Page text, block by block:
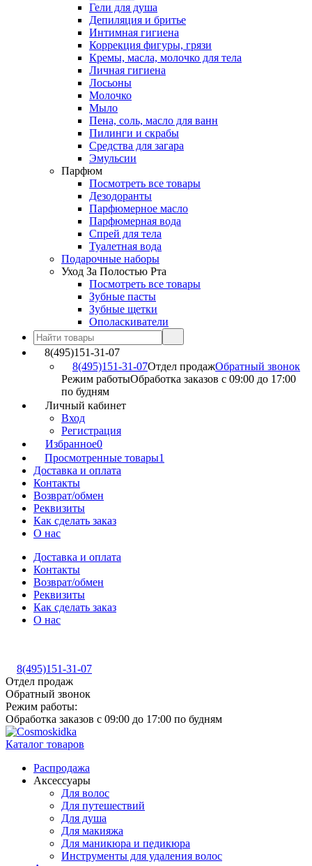
Гели для душа
Депиляция и бритье
Интимная гигиена
Коррекция фигуры, грязи
Кремы, масла, молочко для тела
Личная гигиена
Лосьоны
Молочко
Мыло
Пена, соль, масло для ванн
Пилинги и скрабы
Средства для загара
Эмульсии
Парфюм
Посмотреть все товары
Дезодоранты
Парфюмерное масло
Парфюмерная вода
Спрей для тела
Туалетная вода
Подарочные наборы
Уход За Полостью Рта
Посмотреть все товары
Зубные пасты
Зубные щетки
Ополаскиватели
8(495)151-31-07
8(495)151-31-07Отдел продажОбратный звонок
Режим работыОбработка заказов с 09:00 до 17:00
по будням
Личный кабинет
Вход
Регистрация
Избранное0
Просмотренные товары1
Доставка и оплата
Контакты
Возврат/обмен
Реквизиты
Как сделать заказ
О нас
Доставка и оплата
Контакты
Возврат/обмен
Реквизиты
Как сделать заказ
О нас
8(495)151-31-07
Отдел продаж
Обратный звонок
Режим работы:
Обработка заказов с 09:00 до 17:00 по будням
Каталог товаров
Распродажа
Аксессуары
Для волос
Для путешествий
Для душа
Для макияжа
Для маникюра и педикюра
Инструменты для удаления волос